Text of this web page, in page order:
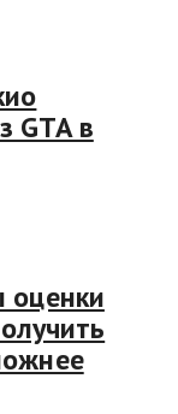
GTA в
оценки